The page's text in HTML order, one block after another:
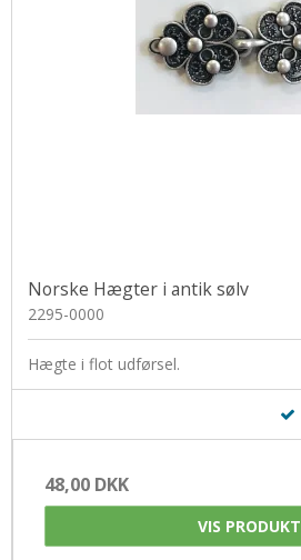
Norske Hægter i antik sølv
2295-0000
Hægte i flot udførsel.
48,00 DKK
VIS PRODUKT